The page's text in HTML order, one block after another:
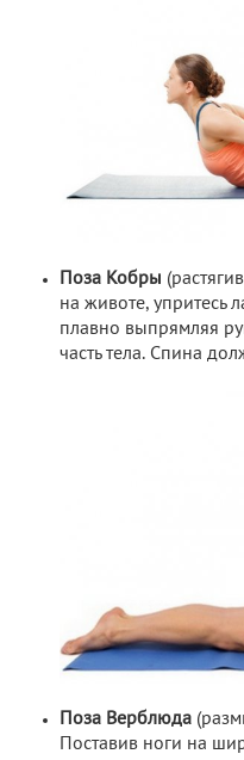
Поза Кобры
на животе, упритесь
плавно выпрямляя
часть тела. Спина
Поза Верблюда
Поставив ноги на